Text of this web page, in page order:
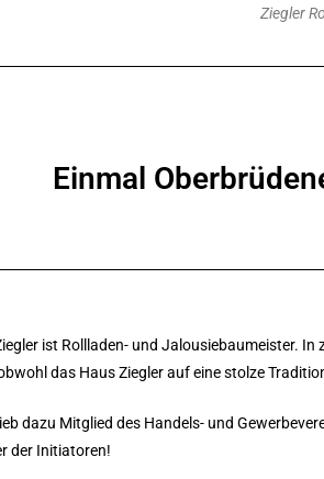
Ziegler
Einmal
ist Rollladen- und Jalousiebaumeister.
das Haus Ziegler auf eine stolze
dazu Mitglied des Handels- und
der Initiatoren!